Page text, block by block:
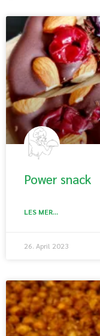
Power snack
LES MER...
26. April 2023